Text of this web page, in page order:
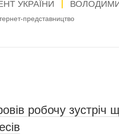
УКРАЇНИ
представництво
робочу зустріч